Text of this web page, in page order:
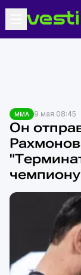
MMA 9 мая 08:45
Он